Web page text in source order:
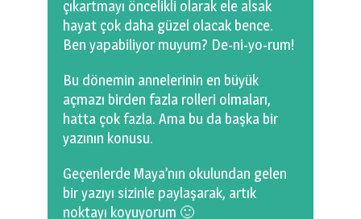
çıkartmayı öncelikli olarak ele alsak
hayat çok daha güzel olacak bence.
Ben yapabiliyor muyum? De-ni-yo-rum!
Bu dönemin annelerinin en büyük
açmazı birden fazla rolleri olmaları,
hatta çok fazla. Ama bu da başka bir
yazının konusu.
Geçenlerde Maya’nın okulundan gelen
bir yazıyı sizinle paylaşarak, artık
noktayı koyuyorum 🙂